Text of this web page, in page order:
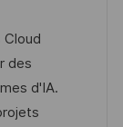
Cloud
des
d'IA.